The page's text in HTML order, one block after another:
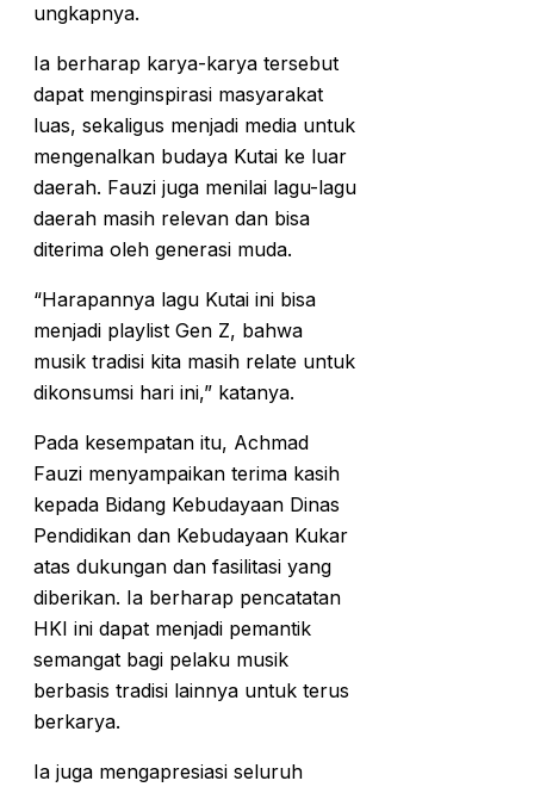
ungkapnya.
Ia berharap karya-karya tersebut
dapat menginspirasi masyarakat
luas, sekaligus menjadi media untuk
mengenalkan budaya Kutai ke luar
daerah. Fauzi juga menilai lagu-lagu
daerah masih relevan dan bisa
diterima oleh generasi muda.
“Harapannya lagu Kutai ini bisa
menjadi playlist Gen Z, bahwa
musik tradisi kita masih relate untuk
dikonsumsi hari ini,” katanya.
Pada kesempatan itu, Achmad
Fauzi menyampaikan terima kasih
kepada Bidang Kebudayaan Dinas
Pendidikan dan Kebudayaan Kukar
atas dukungan dan fasilitasi yang
diberikan. Ia berharap pencatatan
HKI ini dapat menjadi pemantik
semangat bagi pelaku musik
berbasis tradisi lainnya untuk terus
berkarya.
Ia juga mengapresiasi seluruh